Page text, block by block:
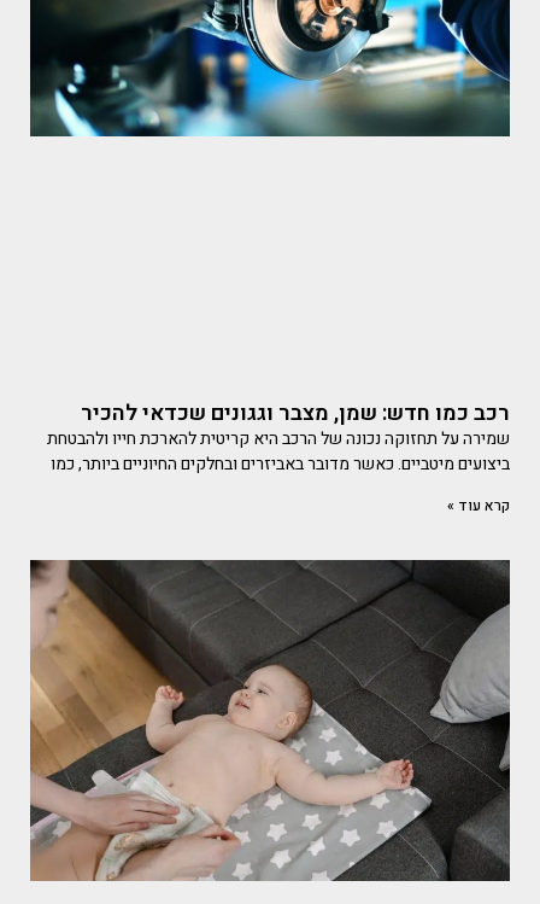
רכב כמו חדש: שמן, מצבר וגגונים שכדאי להכיר
שמירה על תחזוקה נכונה של הרכב היא קריטית להארכת חייו ולהבטחת
ביצועים מיטביים. כאשר מדובר באביזרים ובחלקים החיוניים ביותר, כמו
קרא עוד »